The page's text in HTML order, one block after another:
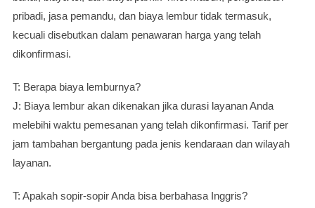
pribadi, jasa pemandu, dan biaya lembur tidak termasuk,
kecuali disebutkan dalam penawaran harga yang telah
dikonfirmasi.
T: Berapa biaya lemburnya?
J: Biaya lembur akan dikenakan jika durasi layanan Anda
melebihi waktu pemesanan yang telah dikonfirmasi. Tarif per
jam tambahan bergantung pada jenis kendaraan dan wilayah
layanan.
T: Apakah sopir-sopir Anda bisa berbahasa Inggris?